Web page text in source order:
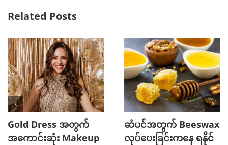
Related Posts
Gold Dress အတွက်
အကောင်းဆုံး Makeup
ဆံပင်အတွက် Beeswax
လုပ်ပေးခြင်းကနေ ရနိုင်